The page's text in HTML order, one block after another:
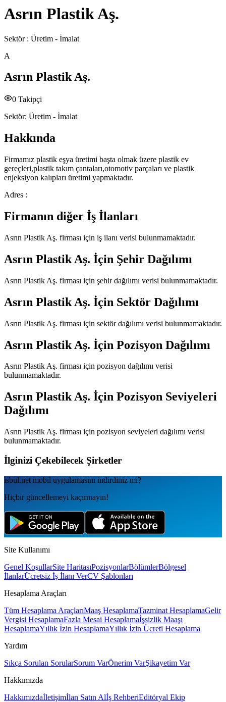
Asrın Plastik Aş.
Sektör : Üretim - İmalat
A
Asrın Plastik Aş.
0 Takipçi
Sektör: Üretim - İmalat
Hakkında
Firmamız plastik eşya üretimi başta olmak üzere plastik ev
gereçleri,plastik takım çantaları,otomotiv parçaları ve plastik
enjeksiyon kalıpları üretimi yapmaktadır.
Adres :
Firmanın diğer İş İlanları
Asrın Plastik Aş. firması için iş ilanı verisi bulunmamaktadır.
Asrın Plastik Aş. İçin Şehir Dağılımı
Asrın Plastik Aş. firması için şehir dağılımı verisi bulunmamaktadır.
Asrın Plastik Aş. İçin Sektör Dağılımı
Asrın Plastik Aş. firması için sektör dağılımı verisi bulunmamaktadır.
Asrın Plastik Aş. İçin Pozisyon Dağılımı
Asrın Plastik Aş. firması için pozisyon dağılımı verisi
bulunmamaktadır.
Asrın Plastik Aş. İçin Pozisyon Seviyeleri
Dağılımı
Asrın Plastik Aş. firması için pozisyon seviyeleri dağılımı verisi
bulunmamaktadır.
İlginizi Çekebilecek Şirketler
isbul.net mobil uygulamаsını indirdiniz mi?
Hiçbir güncellemeyi kaçırmayın!
Site Kullanımı
Genel KoşullarSite HaritasıPozisyonlarBölümlerBölgesel
İlanlarÜcretsiz İş İlanı VerCV Şablonları
Hesaplama Araçları
Tüm Hesaplama AraçlarıMaaş HesaplamaTazminat HesaplamaGelir
Vergisi HesaplamaFazla Mesai Hesaplamaİşsizlik Maaşı
HesaplamaYıllık İzin HesaplamaYıllık İzin Ücreti Hesaplama
Yardım
Sıkça Sorulan SorularSorum VarÖnerim VarŞikayetim Var
Hakkımızda
Hakkımızdaİletişimİlan Satın Alİş RehberiEditöryal Ekip